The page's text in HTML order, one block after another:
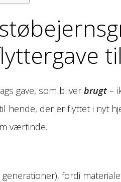
gave, som bliverbrugt –
hende, der er flyttet i nyt
værtinde.
fordi